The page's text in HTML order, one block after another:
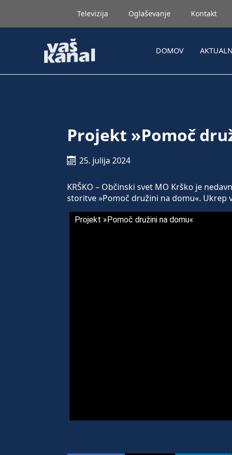
Televizija Oglaševanje Kontakt
DOMOV
Projekt »Pomoč
25. julija 2024
KRŠKO – Občinski svet MO Krško je
storitve »Pomoč družini na domu«. Ukrep
Projekt »Pomoč družini na domu«